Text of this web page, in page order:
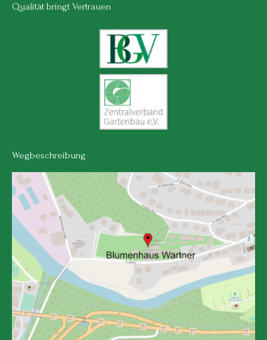
Qualität bringt Vertrauen
Wegbeschreibung